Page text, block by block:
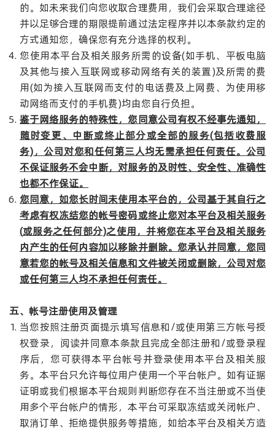
的。如未来我们向您收取合理费用，我们会采取合理途径
并以足够合理的期限提前通过法定程序并以本条款约定的
方式通知您，确保您有充分选择的权利。
您使用本平台及相关服务所需的设备(如手机、平板电脑
及其他与接入互联网或移动网络有关的装置)及所需的费
用(如为接入互联网而支付的电话费及上网费、为使用移
动网络而支付的手机费)均由您自行负担。
鉴于网络服务的特殊性，您同意公司有权不经事先通知，
随时变更、中断或终止部分或全部的服务(包括收费服
务)，公司对您和任何第三人均无需承担任何责任。公司
不保证服务不会中断，对服务的及时性、安全性、准确性
也都不作保证。
您同意，如您长时间未使用本平台的，公司基于其自行之
考虑有权冻结您的帐号密码或终止您对本平台及相关服务
(或服务之任何部分)之使用，并将您在本平台及相关服务
内产生的任何内容加以移除并删除。您承认并同意，您同
意若您的帐号及相关信息和文件被关闭或删除，公司对您
或任何第三人均不承担任何责任。
五、帐号注册使用及管理
当您按照注册页面提示填写信息和/或使用第三方帐号授
权登录，阅读并同意本条款且完成全部注册和/或登录程
序后，您可获得本平台帐号并登录使用本平台及相关服
务。本平台只允许每位用户使用一个平台帐户。如有证据
证明或我们根据本平台规则判断您存在不当注册或不当使
用多个平台帐户的情形，本平台可采取冻结或关闭帐户、
取消订单、拒绝提供服务等措施，如给本平台及相关方造